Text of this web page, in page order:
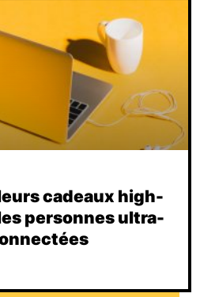
cadeaux high-
personnes ultra-